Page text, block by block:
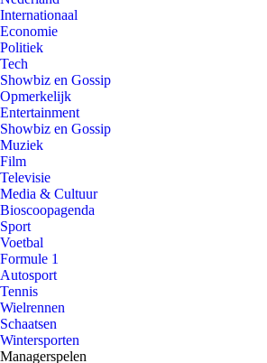
Internationaal
Economie
Politiek
Tech
Showbiz en Gossip
Opmerkelijk
Entertainment
Showbiz en Gossip
Muziek
Film
Televisie
Media & Cultuur
Bioscoopagenda
Sport
Voetbal
Formule 1
Autosport
Tennis
Wielrennen
Schaatsen
Wintersporten
Managerspelen